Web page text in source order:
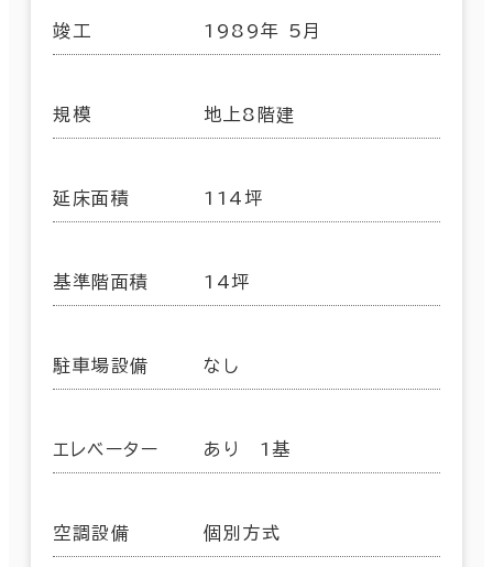
竣工 1989年 5月
規模 地上8階建
延床面積 114坪
基準階面積 14坪
駐車場設備 なし
エレベーター あり 1基
空調設備 個別方式